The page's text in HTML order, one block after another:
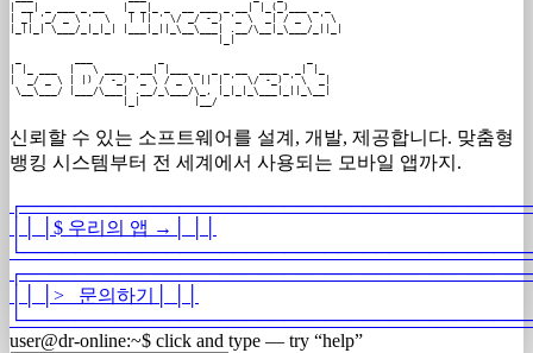
| __| _ ___ _ __   |_ _|_ _  __ ___ _ __| |_(_)___ _ _
| _| '_/ _ \ '  \   | || ' \/ _/ -_) '_ \  _| / _ \ ' \
|_||_| \___/_|_|_| |___|_||_\__\___| .__/\__|_\___/_||_|
| |_ ___  |   \ ___ _ __| |___ _  _ _ __  ___ _ _| |_
|  _/ _ \ | |) / -_) '_ \ / _ \ || | '  \/ -_) ' \  _|
\__\___/ |___/\___| .__/_\___/\_, |_|_|_\___|_||_\__|
                   |_|         |__/
신뢰할 수 있는 소프트웨어를 설계, 개발, 제공합니다. 맞춤형
뱅킹 시스템부터 전 세계에서 사용되는 모바일 앱까지.
┌
$ 우리의 앱 →
└
┌
>_ 문의하기
└
user@dr-online:~$ click and type — try “help”